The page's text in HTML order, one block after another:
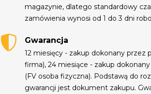
magazynie, dlatego standardowy
zamówienia wynosi od 1 do 3 dni
Gwarancja
12 miesięcy - zakup dokonany przez
firma), 24 miesiące - zakup
(FV osoba fizyczna). Podstawą do
gwarancji jest dokument zakupu.